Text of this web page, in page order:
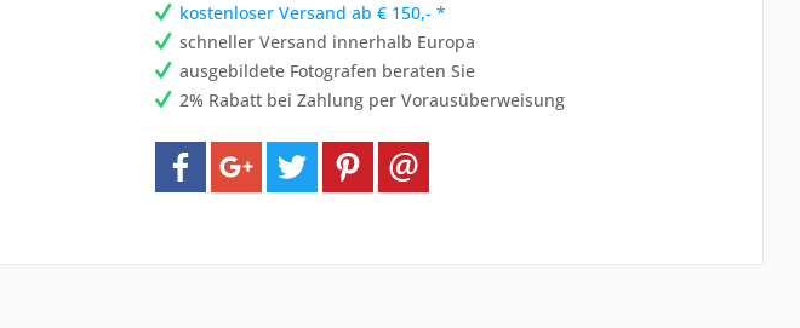
kostenloser Versand ab € 150,- *
schneller Versand innerhalb Europa
ausgebildete Fotografen beraten Sie
2% Rabatt bei Zahlung per Vorausüberweisung